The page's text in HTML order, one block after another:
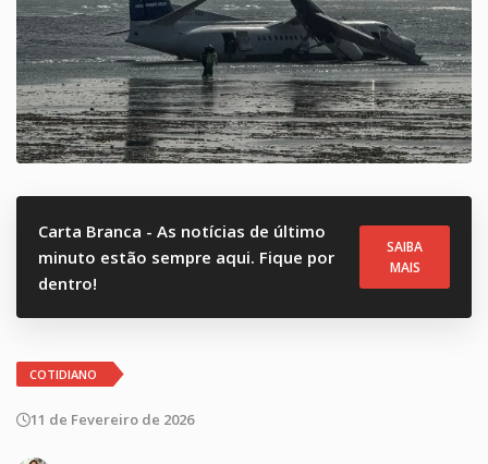
Carta Branca - As notícias de último
minuto estão sempre aqui. Fique por
dentro!
SAIBA
MAIS
COTIDIANO
11 de Fevereiro de 2026